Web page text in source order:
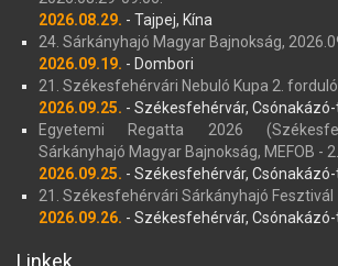
2026.08.29. - Tajpej, Kína
24. Sárkányhajó Magyar Bajnokság,
2026.09.19. - Dombori
21. Székesfehérvári Nebuló Kupa 2. forduló
2026.09.25. - Székesfehérvár,
Egyetemi Regatta 2026
Sárkányhajó Magyar Bajnokság, MEFOB -
2026.09.25. - Székesfehérvár,
21. Székesfehérvári Sárkányhajó Fesztivál
2026.09.26. - Székesfehérvár,
Linkek